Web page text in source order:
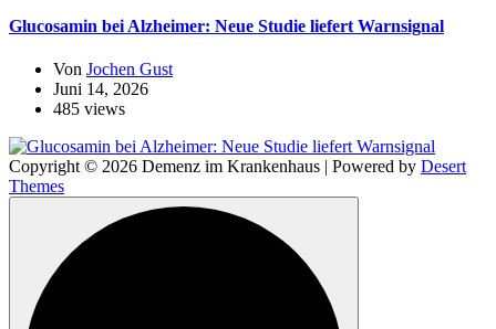
Glucosamin bei Alzheimer: Neue Studie liefert Warnsignal
Von Jochen Gust
Juni 14, 2026
485 views
Copyright © 2026 Demenz im Krankenhaus | Powered by Desert
Themes